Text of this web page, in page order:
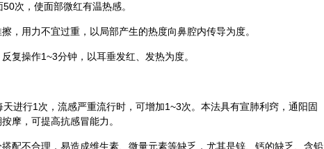
次，使面部微红有温热感。
，用力不宜过重，以局部产生的热度向鼻腔内传导为度。
复操作1~3分钟，以耳垂发红、发热为度。
进行1次，流感严重流行时，可增加1~3次。本法具有宣肺利窍，通阳固
摩，可提高抗感冒能力。
配不合理，易造成维生素、微量元素等缺乏，尤其是锌、钙的缺乏、含铅